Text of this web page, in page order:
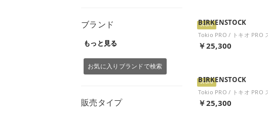
ブランド
もっと見る
お気に入りブランドで検索
販売タイプ
Store
BIRKENSTOCK
￥25,300
Store
BIRKENSTOCK
￥25,300